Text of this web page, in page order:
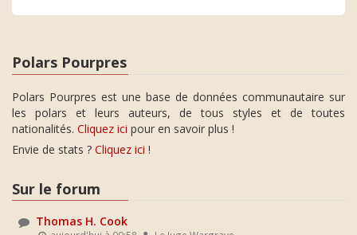
Polars Pourpres
Polars Pourpres est une base de données communautaire sur
les polars et leurs auteurs, de tous styles et de toutes
nationalités. Cliquez ici pour en savoir plus !
Envie de stats ? Cliquez ici !
Sur le forum
Thomas H. Cook